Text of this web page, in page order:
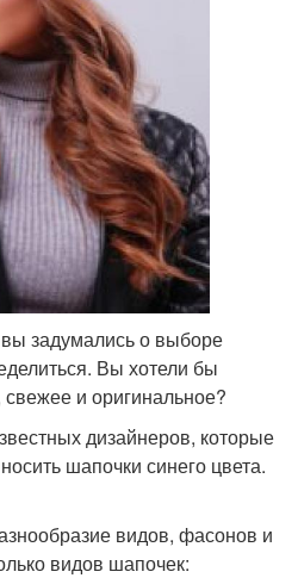
задумались о выборе
Вы хотели бы
и оригинальное?
дизайнеров, которые
шапочки синего цвета.
видов, фасонов и
видов шапочек: